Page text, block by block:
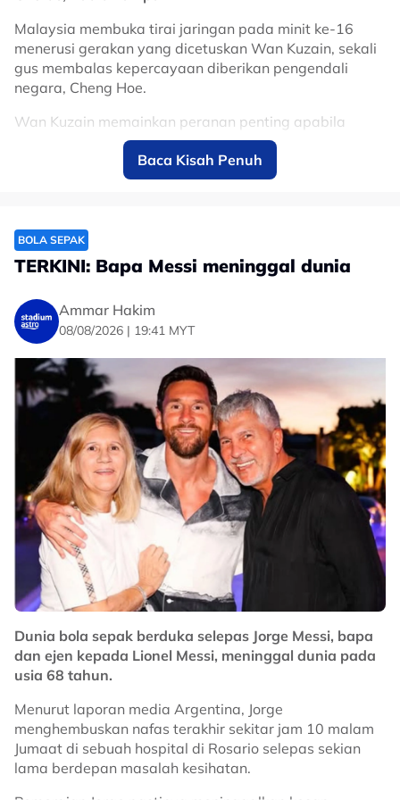
Malaysia membuka tirai jaringan pada minit ke-16
menerusi gerakan yang dicetuskan Wan Kuzain, sekali
gus membalas kepercayaan diberikan pengendali
negara, Cheng Hoe.
Wan Kuzain memainkan peranan penting apabila
menghasilkan hantaran tepat yang membolehkan
rakan sepasukan, Pavithran Gunalan menyempurnakan
peluang untuk meletakkan Harimau Malaya di depan.
Stadium Cheras dengan penyokong tuan rumah terus
memberikan sokongan kepada anak buah Cheng Hoe.
segera beberapa minit kemudian apabila Javier
Mariona memperoleh peluang terbaik untuk
menyamakan kedudukan.
Namun, penjaga gol negara, Azri Ghani, bertindak
cemerlang menafikan percubaan tersebut bagi
memastikan kelebihan Malaysia kekal.
Harimau Malaya selepas itu terus menguasai
permainan dengan penguasaan bola melebihi 60
peratus pada babak pertama.
Malaysia kelihatan lebih tersusun ketika mengawal
permainan selain berjaya mengehadkan ruang buat
Filipina untuk membina serangan.
Dominasi tersebut membolehkan Harimau Malaya
1-0.
Bersambung babak kedua, Malaysia terus
memberikan kelebihan lebih selesa.
Peluang terbaik Harimau Malaya hadir pada minit ke-
67 menerusi Rodney Celvin.
Baca Kisah Penuh
BOLA SEPAK
TERKINI: Bapa Messi meninggal dunia
Ammar Hakim
08/08/2026 | 19:41 MYT
Dunia bola sepak berduka selepas Jorge Messi, bapa
dan ejen kepada Lionel Messi, meninggal dunia pada
usia 68 tahun.
Menurut laporan media Argentina, Jorge
menghembuskan nafas terakhir sekitar jam 10 malam
Jumaat di sebuah hospital di Rosario selepas sekian
lama berdepan masalah kesihatan.